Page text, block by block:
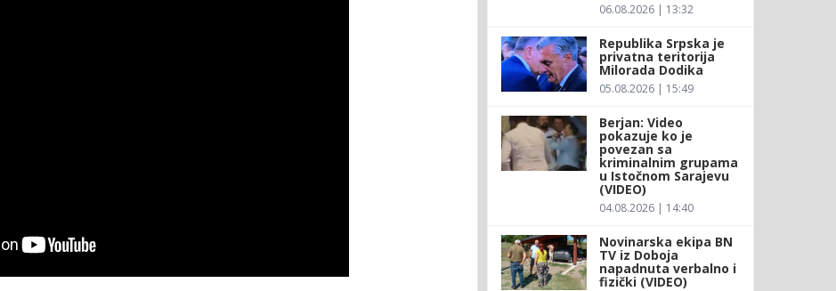
06.08.2026 | 13:32
Republika Srpska je
privatna teritorija
Milorada Dodika
05.08.2026 | 15:49
Berjan: Video
pokazuje ko je
povezan sa
kriminalnim grupama
u Istočnom Sarajevu
(VIDEO)
04.08.2026 | 14:40
Novinarska ekipa BN
TV iz Doboja
napadnuta verbalno i
fizički (VIDEO)